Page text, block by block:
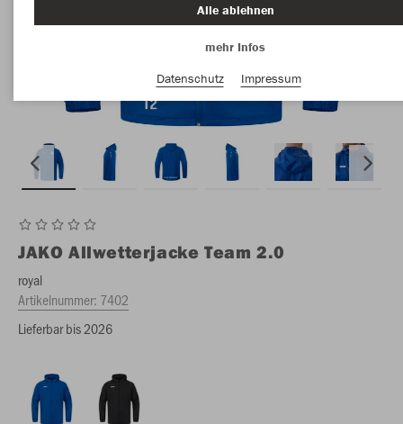
JAKO Allwetterjacke Team 2.0
royal
Artikelnummer: 7402
Lieferbar bis 2026
Alle ablehnen
mehr Infos
Datenschutz
Impressum